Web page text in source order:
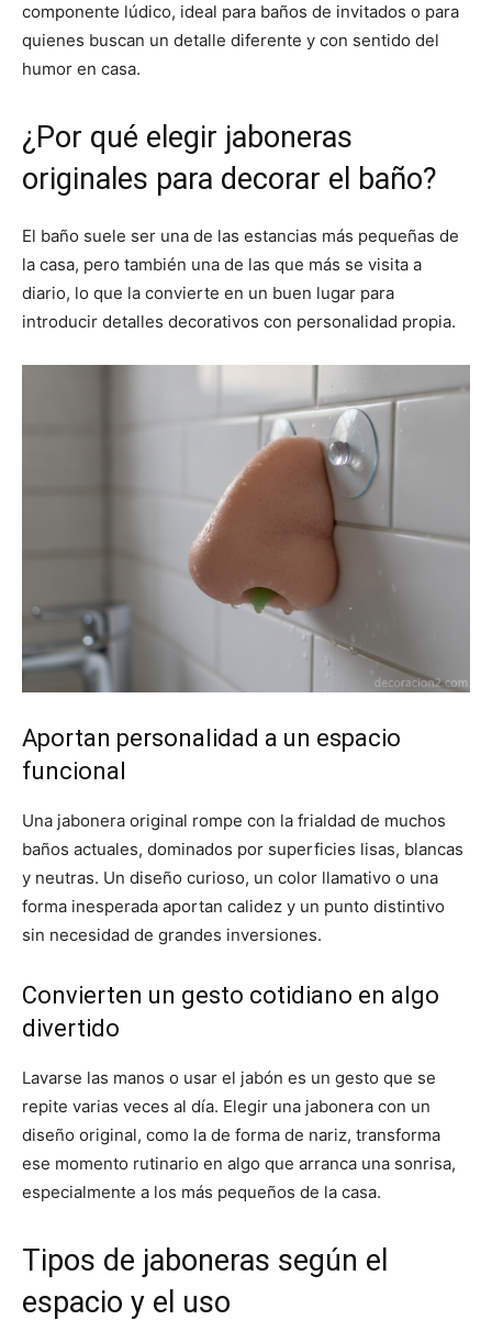
componente lúdico, ideal para baños de invitados o para
quienes buscan un detalle diferente y con sentido del
humor en casa.
¿Por qué elegir jaboneras
originales para decorar el baño?
El baño suele ser una de las estancias más pequeñas de
la casa, pero también una de las que más se visita a
diario, lo que la convierte en un buen lugar para
introducir detalles decorativos con personalidad propia.
Aportan personalidad a un espacio
funcional
Una jabonera original rompe con la frialdad de muchos
baños actuales, dominados por superficies lisas, blancas
y neutras. Un diseño curioso, un color llamativo o una
forma inesperada aportan calidez y un punto distintivo
sin necesidad de grandes inversiones.
Convierten un gesto cotidiano en algo
divertido
Lavarse las manos o usar el jabón es un gesto que se
repite varias veces al día. Elegir una jabonera con un
diseño original, como la de forma de nariz, transforma
ese momento rutinario en algo que arranca una sonrisa,
especialmente a los más pequeños de la casa.
Tipos de jaboneras según el
espacio y el uso